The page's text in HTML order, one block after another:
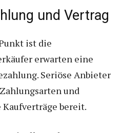
und Vertrag
ist die
erwarten eine
Seriöse Anbieter
und
bereit.